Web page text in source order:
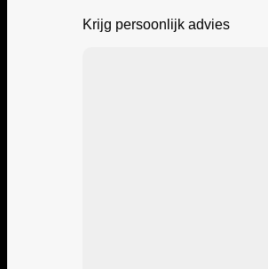
Krijg persoonlijk advies